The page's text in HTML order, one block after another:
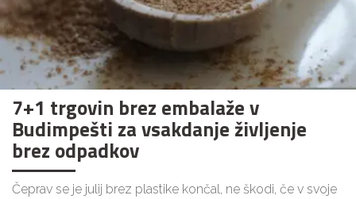
7+1 trgovin brez embalaže v
Budimpešti za vsakdanje življenje
brez odpadkov
Čeprav se je julij brez plastike končal, ne škodi, če v svoje